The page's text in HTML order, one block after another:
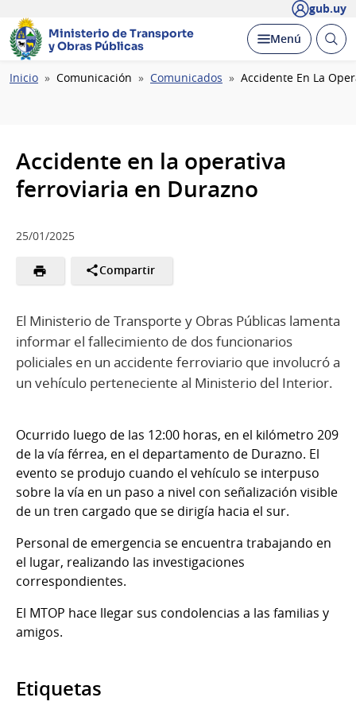
gub.uy
Ministerio de Transporte
y Obras Públicas
Desplegar
Menú Abrir
Ruta
Inicio Comunicación Comunicados Accidente En La
Accidente en la operativa
ferroviaria en Durazno
25/01/2025
Compartir
El Ministerio de Transporte y Obras Públicas lamenta
informar el fallecimiento de dos funcionarios
policiales en un accidente ferroviario que involucró a
un vehículo perteneciente al Ministerio del Interior.
Ocurrido luego de las 12:00 horas, en el kilómetro 209
de la vía férrea, en el departamento de Durazno. El
evento se produjo cuando el vehículo se interpuso
sobre la vía en un paso a nivel con señalización visible
de un tren cargado que se dirigía hacia el sur.
Personal de emergencia se encuentra trabajando en
el lugar, realizando las investigaciones
correspondientes.
El MTOP hace llegar sus condolencias a las familias y
amigos.
Etiquetas